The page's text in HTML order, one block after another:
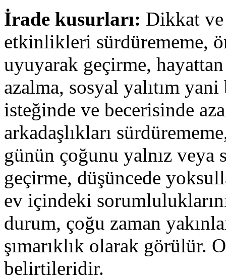
İrade kusurları: Dikkat
etkinlikleri sürdürememe,
uyuyarak geçirme,
azalma, sosyal yalıtım
isteğinde ve becerisinde
arkadaşlıkları
günün çoğunu yalnız veya
geçirme, düşüncede
ev içindeki
durum, çoğu zaman
şımarıklık olarak görülür.
belirtileridir.